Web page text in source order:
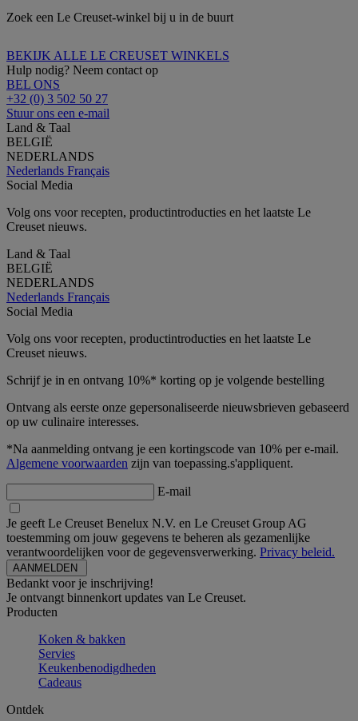
Zoek een Le Creuset-winkel bij u in de buurt
BEKIJK ALLE LE CREUSET WINKELS
Hulp nodig? Neem contact op
BEL ONS
+32 (0) 3 502 50 27
Stuur ons een e-mail
Land & Taal
BELGIË
NEDERLANDS
Nederlands Français
Social Media
Volg ons voor recepten, productintroducties en het laatste Le
Creuset nieuws.
Land & Taal
BELGIË
NEDERLANDS
Nederlands Français
Social Media
Volg ons voor recepten, productintroducties en het laatste Le
Creuset nieuws.
Schrijf je in en ontvang 10%* korting op je volgende bestelling
Ontvang als eerste onze gepersonaliseerde nieuwsbrieven gebaseerd
op uw culinaire interesses.
*Na aanmelding ontvang je een kortingscode van 10% per e-mail.
Algemene voorwaarden zijn van toepassing.s'appliquent.
E-mail
Je geeft Le Creuset Benelux N.V. en Le Creuset Group AG
toestemming om jouw gegevens te beheren als gezamenlijke
verantwoordelijken voor de gegevensverwerking. Privacy beleid.
Bedankt voor je inschrijving!
Je ontvangt binnenkort updates van Le Creuset.
Producten
Koken & bakken
Servies
Keukenbenodigdheden
Cadeaus
Ontdek